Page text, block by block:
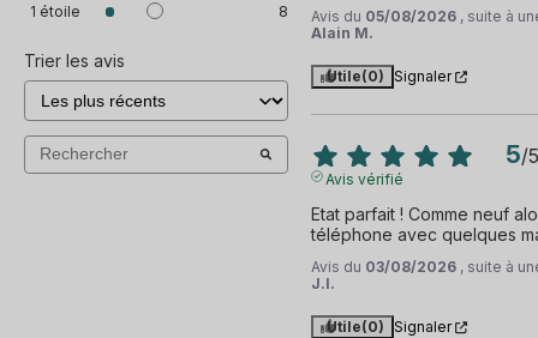
1 étoile 8
Trier les avis
Avis du 05/08/2026 , suite à
Alain M.
Utile(0) Signaler
5/5
Avis vérifié
Etat parfait ! Comme neuf
téléphone avec quelques
Avis du 03/08/2026 , suite à
J.I.
Utile(0) Signaler